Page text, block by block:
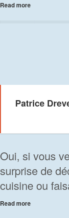
Read more
Patrice
Oui, si vous
surprise de
cuisine ou
Read more